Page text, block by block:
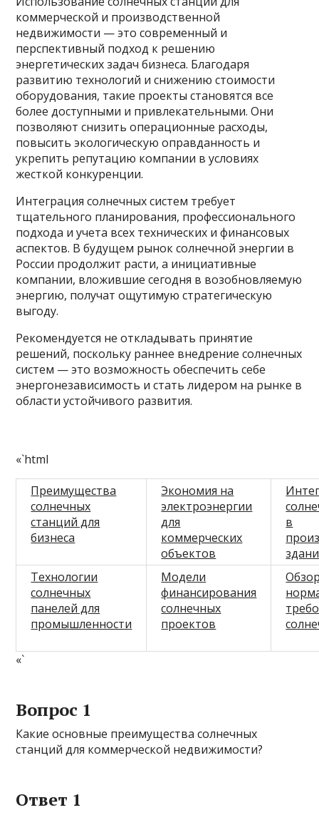
коммерческой и производственной
недвижимости — это современный и
перспективный подход к решению
энергетических задач бизнеса. Благодаря
развитию технологий и снижению стоимости
оборудования, такие проекты становятся все
более доступными и привлекательными. Они
позволяют снизить операционные расходы,
повысить экологическую оправданность и
укрепить репутацию компании в условиях
жесткой конкуренции.
Интеграция солнечных систем требует
тщательного планирования, профессионального
подхода и учета всех технических и финансовых
аспектов. В будущем рынок солнечной энергии в
России продолжит расти, а инициативные
компании, вложившие сегодня в возобновляемую
энергию, получат ощутимую стратегическую
выгоду.
Рекомендуется не откладывать принятие
решений, поскольку раннее внедрение солнечных
систем — это возможность обеспечить себе
энергонезависимость и стать лидером на рынке в
области устойчивого развития.
«`html
Преимущества
солнечных
станций для
бизнеса
Экономия на
электроэнергии
для
коммерческих
объектов
в
Технологии
солнечных
панелей для
промышленности
Модели
финансирования
солнечных
проектов
«`
Вопрос 1
Какие основные преимущества солнечных
станций для коммерческой недвижимости?
Ответ 1